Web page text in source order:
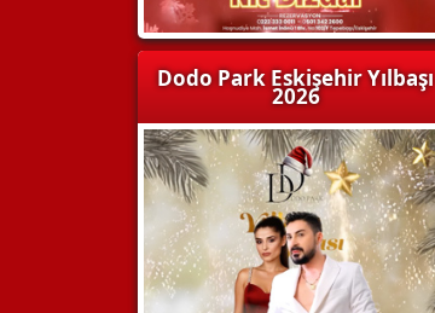
Dodo Park Eskişehir Yılbaşı
2026